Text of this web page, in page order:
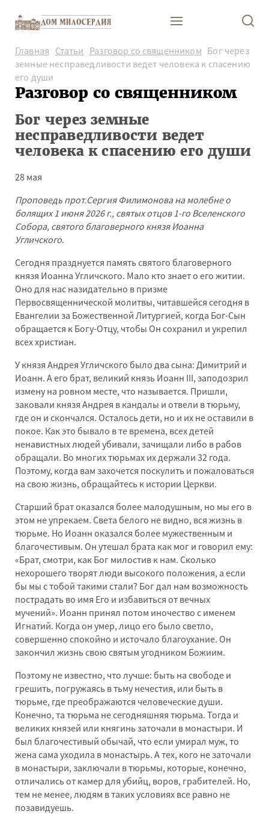
Главная Статьи Разговор со священником Бог через
земные несправедливости ведет человека к спасению
его души
Разговор со священником
Бог через земные
несправедливости ведет
человека к спасению его души
28 мая
Проповедь прот.Сергия Филимонова на молебне о
болящих 1 июня 2026 г., святых отцов 1-го Вселенского
Собора, святого благоверного князя Иоанна
Угличского.
Сегодня празднуется память святого благоверного
князя Иоанна Угличского. Мало кто знает о его житии.
Оно для нас назидательно в призме
Первосвященнической молитвы, читавшейся сегодня в
Евангелии за Божественной Литургией, когда Бог-Сын
обращается к Богу-Отцу, чтобы Он сохранил и укрепил
всех христиан.
У князя Андрея Угличского было два сына: Димитрий и
Иоанн. А его брат, великий князь Иоанн III, заподозрил
измену на ровном месте, что называется. Пришли,
заковали князя Андрея в кандалы и отвели в тюрьму,
где он и скончался. Осталось дети, но и их не оставили в
покое. Как это бывало в те времена, всех детей
ненавистных людей убивали, зачищали либо в рабов
обращали. Во многих тюрьмах их держали 32 года.
Поэтому, когда вам захочется поскулить и пожаловаться
на свою жизнь, обращайтесь к истории Церкви.
Старший брат оказался более малодушным, но мы его в
этом не упрекаем. Света белого не видно, вся жизнь в
тюрьме. Но Иоанн оказался более мужественным и
благочестивым. Он утешал брата как мог и говорил ему:
«Брат, смотри, как Бог милостив к нам. Сколько
нехорошего творят люди высокого положения, а если
бы мы с тобой такими стали? Бог дал нам возможность
пострадать во имя Его и избавиться от вечных
мучений». Иоанн принял потом иночество с именем
Игнатий. Когда он умер, лицо его было светло,
совершенно спокойно и источало благоухание. Он
закончил жизнь свою святым угодником Божиим.
Поэтому не известно, что лучше: быть на свободе и
грешить, погружаясь в тьму нечестия, или быть в
тюрьме, где преображаются человеческие души.
Конечно, та тюрьма не сегодняшняя тюрьма. Тогда и
великих князей или княгинь заточали в монастыри. И
был благочестивый обычай, что если умирал муж, то
жена сама уходила в монастырь. А тех, кого не заточали
в монастыри, заключали в тюрьмы, которые, конечно,
отличались от камер для убийц, воров, грабителей. Но,
тем не менее, людям в таких условиях все равно не
позавидуешь.